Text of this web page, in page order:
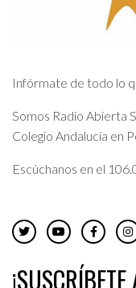
Infórmate de todo lo
Somos Radio Abierta
Colegio Andalucía en
Escúchanos en el